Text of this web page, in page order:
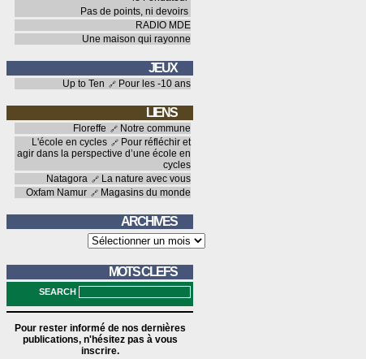
Pas de points, ni devoirs
RADIO MDE
Une maison qui rayonne
JEUX
Up to Ten Pour les -10 ans
LIENS
Floreffe
Notre commune
L'école en cycles
Pour réfléchir et
agir dans la perspective d’une école en
cycles
Natagora
La nature avec vous
Oxfam Namur
Magasins du monde
ARCHIVES
MOTS CLEFS
SEARCH
Pour rester informé de nos dernières
publications, n'hésitez pas à vous
inscrire.